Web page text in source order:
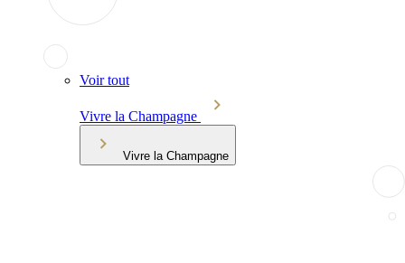
Voir tout
Vivre la Champagne
Vivre la Champagne